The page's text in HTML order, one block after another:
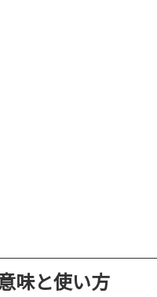
味と使い方